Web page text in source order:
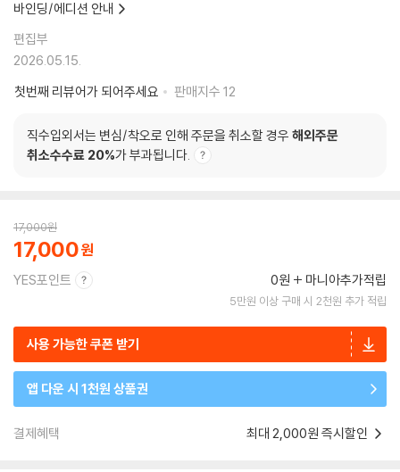
바인딩/에디션 안내
편집부
2026.05.15.
첫번째 리뷰어가 되어주세요
판매지수 12
직수입외서는 변심/착오로 인해 주문을 취소할 경우 해외주문
취소수수료 20%가 부과됩니다.
17,000원
17,000
YES포인트 0원 마니아추가적립
5만원 이상 구매 시 2천원 추가 적립
사용 가능한 쿠폰 받기
앱 다운 시 1천원 상품권
결제혜택 최대 2,000원 즉시할인